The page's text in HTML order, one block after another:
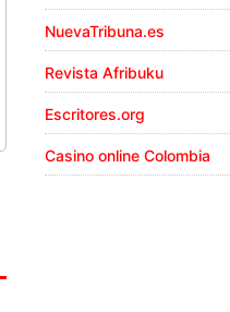
NuevaTribuna.es
Revista Afribuku
Escritores.org
Casino online Colombia